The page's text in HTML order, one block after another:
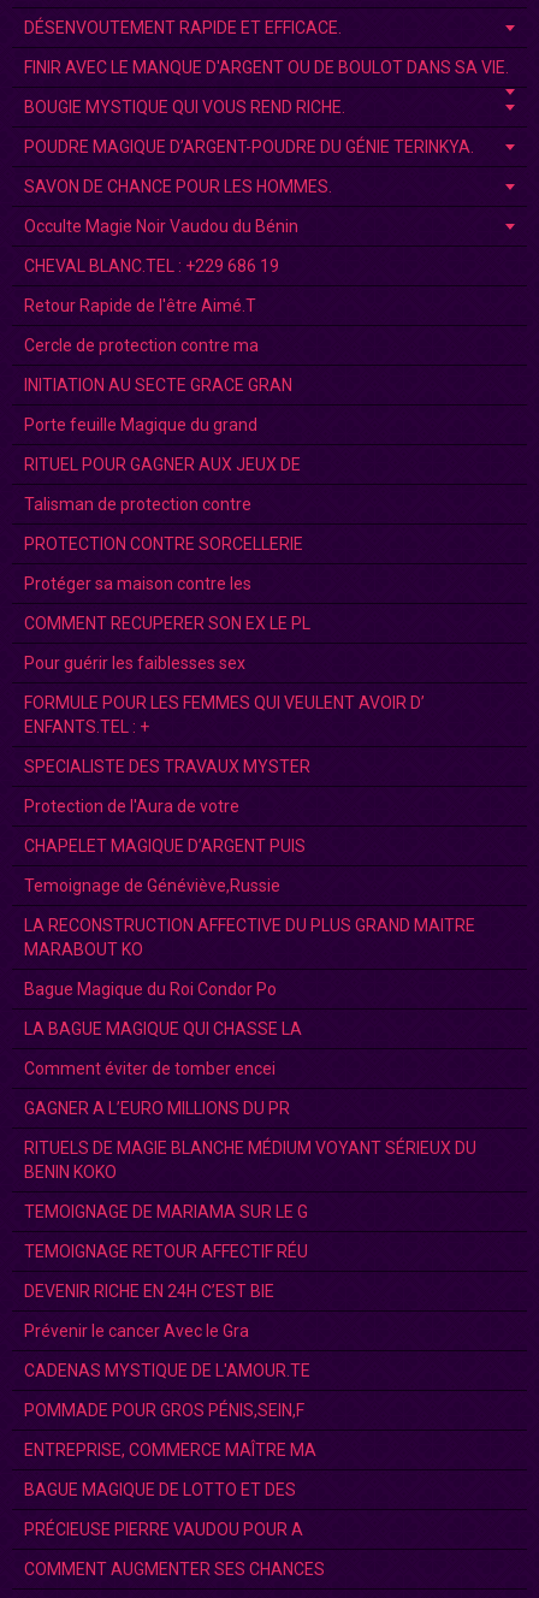
DÉSENVOUTEMENT RAPIDE ET EFFICACE.
FINIR AVEC LE MANQUE D'ARGENT OU DE BOULOT DANS SA VIE.
BOUGIE MYSTIQUE QUI VOUS REND RICHE.
POUDRE MAGIQUE D’ARGENT-POUDRE DU GÉNIE TERINKYA.
SAVON DE CHANCE POUR LES HOMMES.
Occulte Magie Noir Vaudou du Bénin
CHEVAL BLANC.TEL : +229 686 19
Retour Rapide de l'être Aimé.T
Cercle de protection contre ma
INITIATION AU SECTE GRACE GRAN
Porte feuille Magique du grand
RITUEL POUR GAGNER AUX JEUX DE
Talisman de protection contre
PROTECTION CONTRE SORCELLERIE
Protéger sa maison contre les
COMMENT RECUPERER SON EX LE PL
Pour guérir les faiblesses sex
FORMULE POUR LES FEMMES QUI VEULENT AVOIR D’
ENFANTS.TEL : +
SPECIALISTE DES TRAVAUX MYSTER
Protection de l'Aura de votre
CHAPELET MAGIQUE D’ARGENT PUIS
Temoignage de Généviève,Russie
LA RECONSTRUCTION AFFECTIVE DU PLUS GRAND MAITRE
MARABOUT KO
Bague Magique du Roi Condor Po
LA BAGUE MAGIQUE QUI CHASSE LA
Comment éviter de tomber encei
GAGNER A L’EURO MILLIONS DU PR
RITUELS DE MAGIE BLANCHE MÉDIUM VOYANT SÉRIEUX DU
BENIN KOKO
TEMOIGNAGE DE MARIAMA SUR LE G
TEMOIGNAGE RETOUR AFFECTIF RÉU
DEVENIR RICHE EN 24H C’EST BIE
Prévenir le cancer Avec le Gra
CADENAS MYSTIQUE DE L'AMOUR.TE
POMMADE POUR GROS PÉNIS,SEIN,F
ENTREPRISE, COMMERCE MAÎTRE MA
BAGUE MAGIQUE DE LOTTO ET DES
PRÉCIEUSE PIERRE VAUDOU POUR A
COMMENT AUGMENTER SES CHANCES